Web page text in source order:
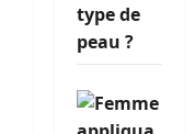
type de
peau ?